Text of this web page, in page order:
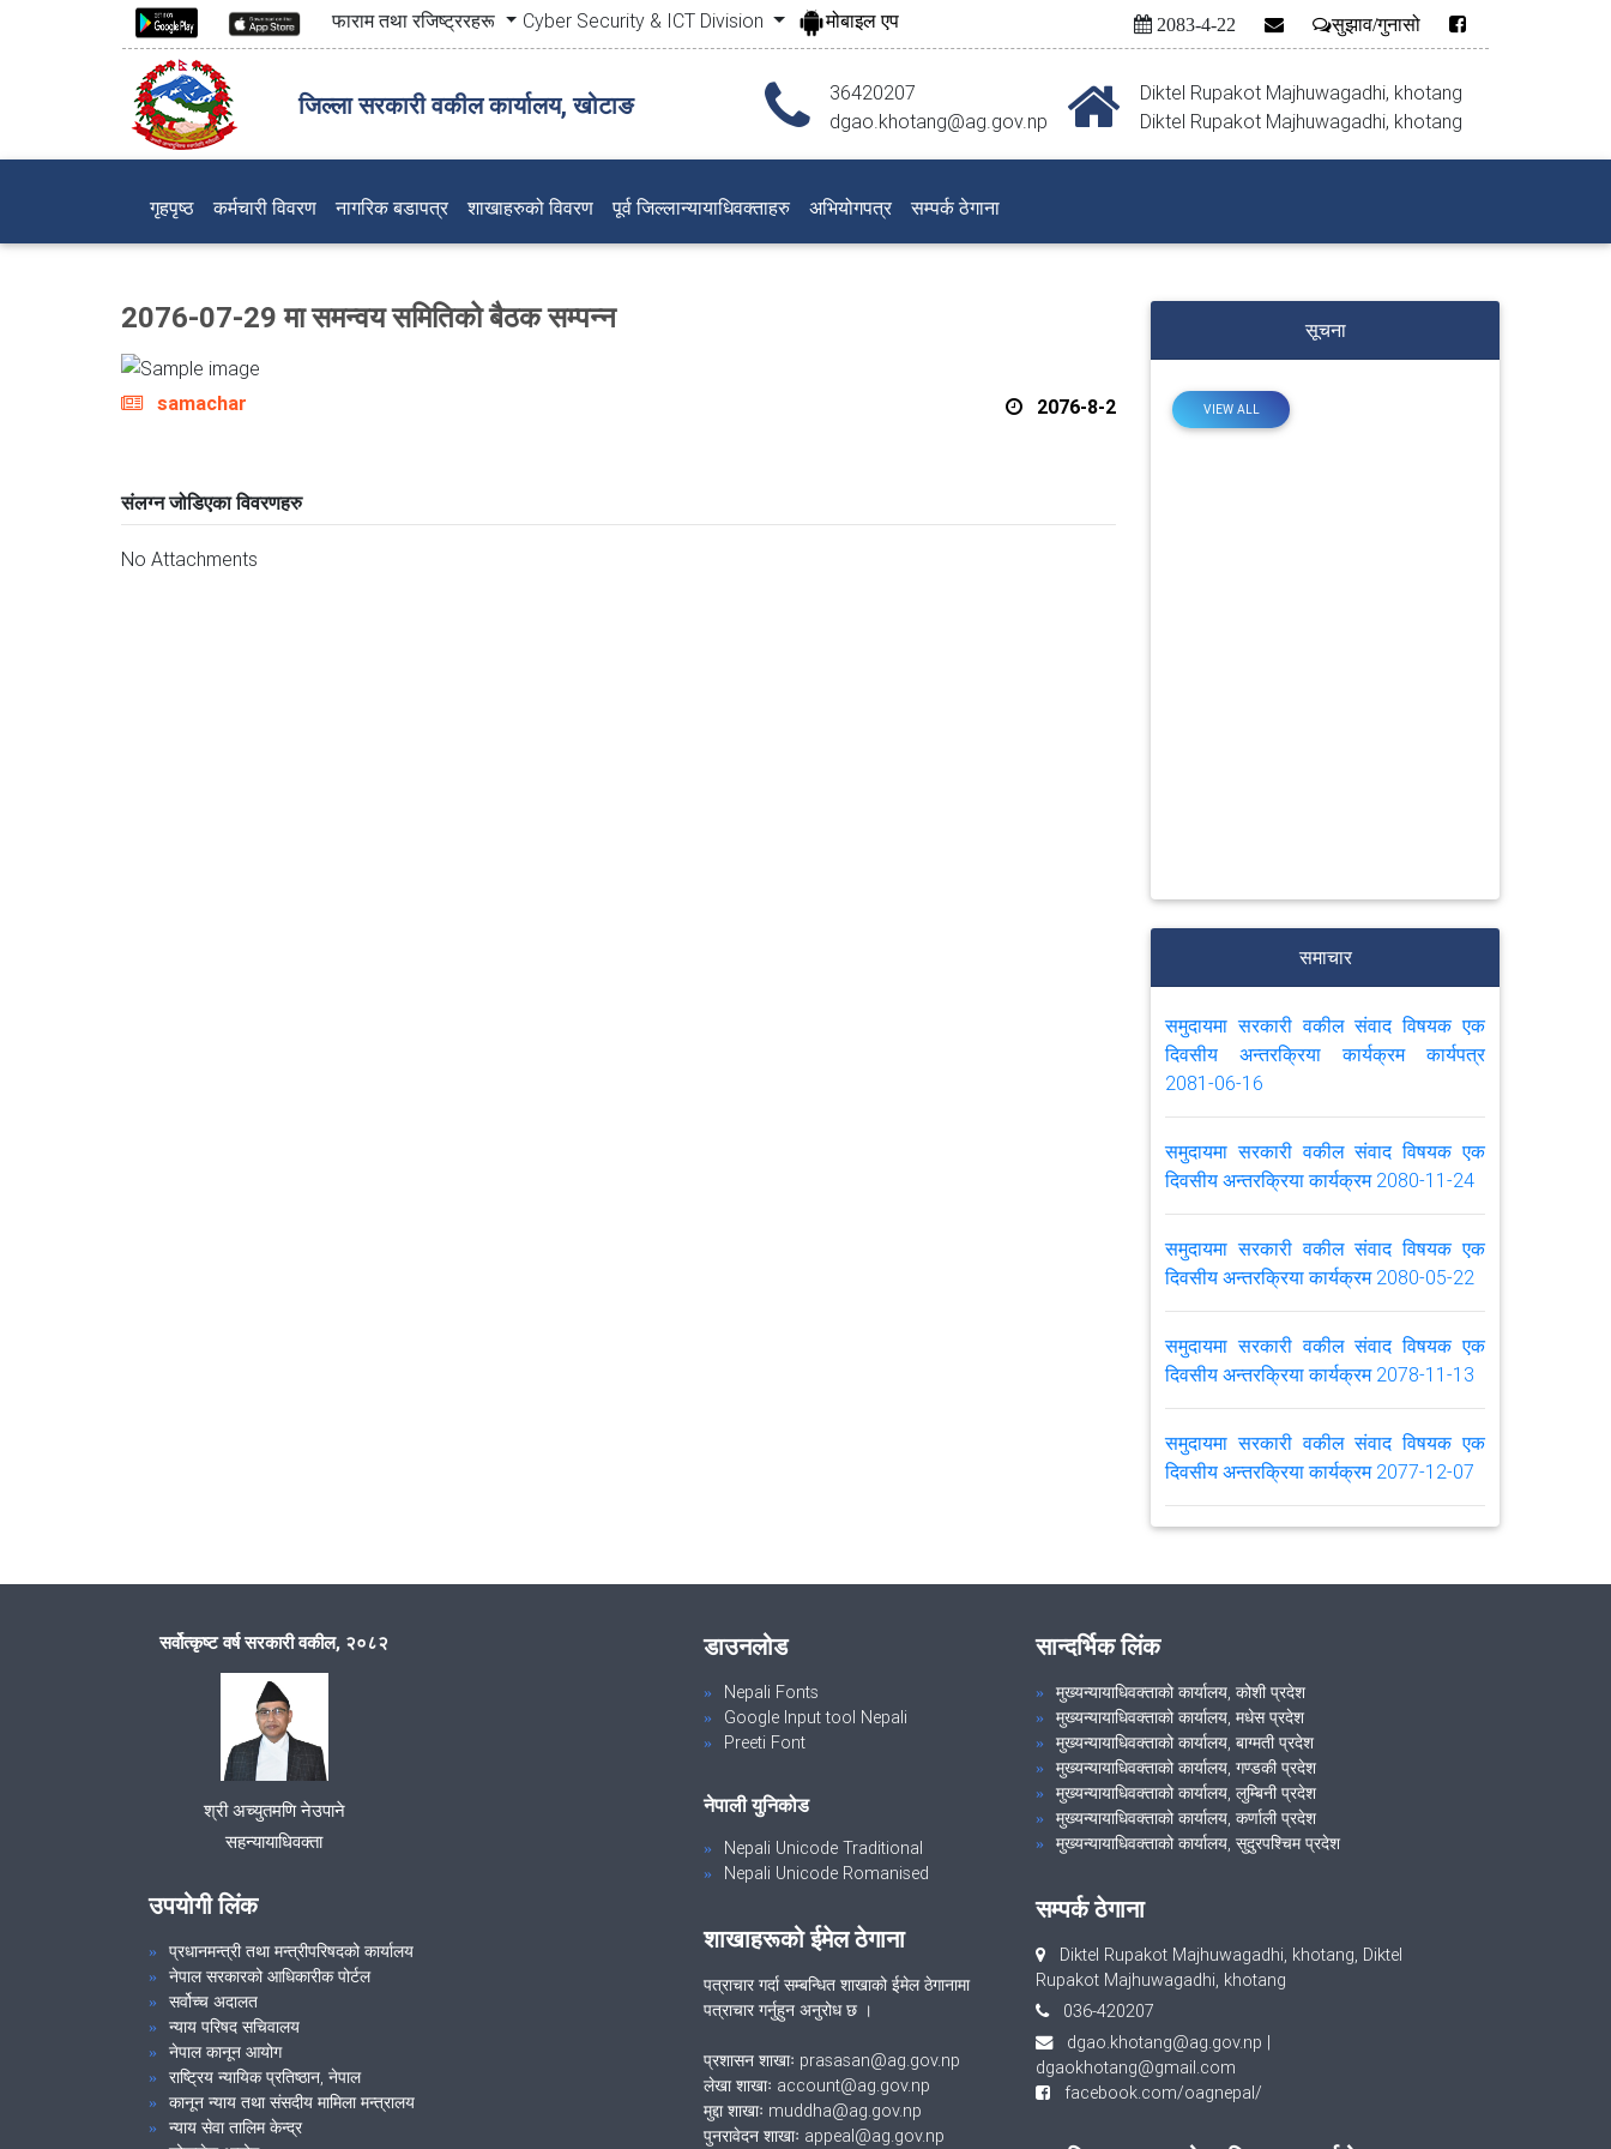
फाराम तथा रजिष्ट्ररहरू Cyber Security & ICT Division मोबाइल एप 2083-4-22 सुझाव/गुनासो
जिल्ला सरकारी वकील कार्यालय, खोटाङ
36420207
dgao.khotang@ag.gov.np
Diktel Rupakot Majhuwagadhi, khotang
Diktel Rupakot Majhuwagadhi, khotang
गृहपृष्ठ(current)
कर्मचारी विवरण नागरिक बडापत्र शाखाहरुको विवरण पूर्व जिल्लान्यायाधिवक्ताहरु अभियोगपत्र सम्पर्क ठेगाना
2076-07-29 मा समन्वय समितिको बैठक सम्पन्न
samachar 2076-8-2
संलग्न जोडिएका विवरणहरु
No Attachments
सूचना
VIEW ALL
समाचार
समुदायमा सरकारी वकील संवाद विषयक एक
दिवसीय अन्तरक्रिया कार्यक्रम कार्यपत्र
2081-06-16
समुदायमा सरकारी वकील संवाद विषयक एक
दिवसीय अन्तरक्रिया कार्यक्रम 2080-11-24
समुदायमा सरकारी वकील संवाद विषयक एक
दिवसीय अन्तरक्रिया कार्यक्रम 2080-05-22
समुदायमा सरकारी वकील संवाद विषयक एक
दिवसीय अन्तरक्रिया कार्यक्रम 2078-11-13
समुदायमा सरकारी वकील संवाद विषयक एक
दिवसीय अन्तरक्रिया कार्यक्रम 2077-12-07
2076-07-29 मा समन्वय समितिको बैठक
सम्पन्न
2076/01/13 मा समन्वय समितिको बैठक
सम्पन्न
सर्वोत्कृष्ट वर्ष सरकारी वकील, २०८२
श्री अच्युतमणि नेउपाने
सहन्यायाधिवक्ता
उपयोगी लिंक
प्रधानमन्त्री तथा मन्त्रीपरिषदको कार्यालय
नेपाल सरकारको आधिकारीक पोर्टल
सर्वोच्च अदालत
न्याय परिषद सचिवालय
नेपाल कानून आयोग
राष्ट्रिय न्यायिक प्रतिष्ठान, नेपाल
कानून न्याय तथा संसदीय मामिला मन्त्रालय
न्याय सेवा तालिम केन्द्र
डाउनलोड
Nepali Fonts
Google Input tool Nepali
Preeti Font
नेपाली युनिकोड
Nepali Unicode Traditional
Nepali Unicode Romanised
शाखाहरूको ईमेल ठेगाना
पत्राचार गर्दा सम्बन्धित शाखाको ईमेल ठेगानामा
पत्राचार गर्नुहुन अनुरोध छ ।
प्रशासन शाखाः prasasan@ag.gov.np
लेखा शाखाः account@ag.gov.np
मुद्दा शाखाः muddha@ag.gov.np
पुनरावेदन शाखाः appeal@ag.gov.np
सान्दर्भिक लिंक
मुख्यन्यायाधिवक्ताको कार्यालय, कोशी प्रदेश
मुख्यन्यायाधिवक्ताको कार्यालय, मधेस प्रदेश
मुख्यन्यायाधिवक्ताको कार्यालय, बाग्मती प्रदेश
मुख्यन्यायाधिवक्ताको कार्यालय, गण्डकी प्रदेश
मुख्यन्यायाधिवक्ताको कार्यालय, लुम्बिनी प्रदेश
मुख्यन्यायाधिवक्ताको कार्यालय, कर्णाली प्रदेश
मुख्यन्यायाधिवक्ताको कार्यालय, सुदुरपश्चिम प्रदेश
सम्पर्क ठेगाना
Diktel Rupakot Majhuwagadhi, khotang, Diktel
Rupakot Majhuwagadhi, khotang
036-420207
dgao.khotang@ag.gov.np |
dgaokhotang@gmail.com
facebook.com/oagnepal/